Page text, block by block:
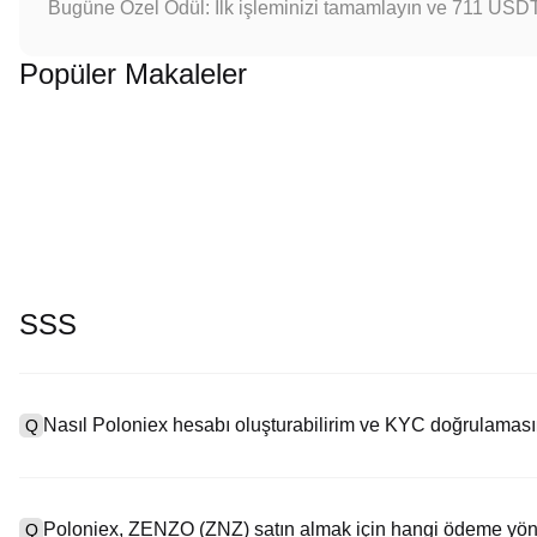
Bugüne Özel Ödül: İlk işleminizi tamamlayın ve 711
Popüler Makaleler
SSS
Q Nasıl Poloniex hesabı oluşturabilirim ve KYC
Kaydolduktan sonra, "Ayarlar" > "Güvenlik" bölümüne gidin,
Q Poloniex, ZENZO (ZNZ) satın almak için hangi ödeme